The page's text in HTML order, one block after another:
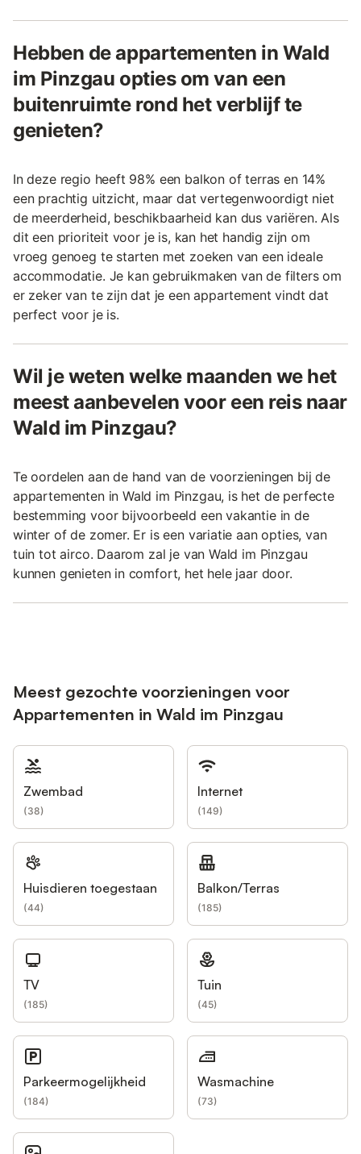
Hebben de appartementen in Wald
im Pinzgau opties om van een
buitenruimte rond het verblijf te
genieten?
In deze regio heeft 98% een balkon of terras en 14%
een prachtig uitzicht, maar dat vertegenwoordigt niet
de meerderheid, beschikbaarheid kan dus variëren. Als
dit een prioriteit voor je is, kan het handig zijn om
vroeg genoeg te starten met zoeken van een ideale
accommodatie. Je kan gebruikmaken van de filters om
er zeker van te zijn dat je een appartement vindt dat
perfect voor je is.
Wil je weten welke maanden we het
meest aanbevelen voor een reis naar
Wald im Pinzgau?
Te oordelen aan de hand van de voorzieningen bij de
appartementen in Wald im Pinzgau, is het de perfecte
bestemming voor bijvoorbeeld een vakantie in de
winter of de zomer. Er is een variatie aan opties, van
tuin tot airco. Daarom zal je van Wald im Pinzgau
kunnen genieten in comfort, het hele jaar door.
Meest gezochte voorzieningen voor
Appartementen in Wald im Pinzgau
Zwembad
(38)
Internet
(149)
Huisdieren toegestaan
(44)
Balkon/Terras
(185)
TV
(185)
Tuin
(45)
Parkeermogelijkheid
(184)
Wasmachine
(73)